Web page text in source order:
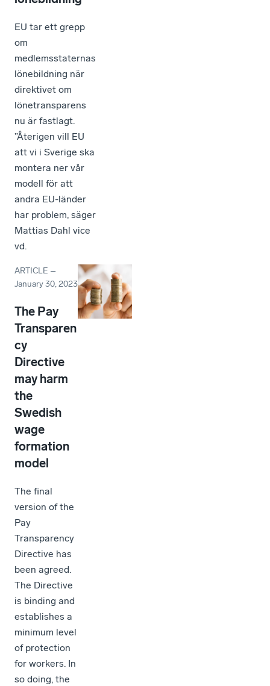
EU tar ett grepp
om
medlemsstaternas
lönebildning när
direktivet om
lönetransparens
nu är fastlagt.
”Återigen vill EU
att vi i Sverige ska
montera ner vår
modell för att
andra EU-länder
har problem, säger
Mattias Dahl vice
vd.
ARTICLE –
January 30, 2023
The Pay
Transparen
cy
Directive
may harm
the
Swedish
wage
formation
model
The final
version of the
Pay
Transparency
Directive has
been agreed.
The Directive
is binding and
establishes a
minimum level
of protection
for workers. In
so doing, the